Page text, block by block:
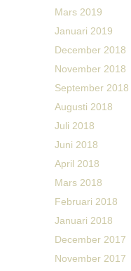
Mars 2019
Januari 2019
December 2018
November 2018
September 2018
Augusti 2018
Juli 2018
Juni 2018
April 2018
Mars 2018
Februari 2018
Januari 2018
December 2017
November 2017